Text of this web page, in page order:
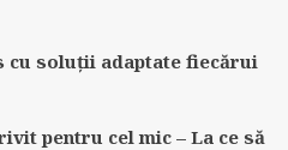
cu soluții adaptate fiecărui
pentru cel mic – La ce să